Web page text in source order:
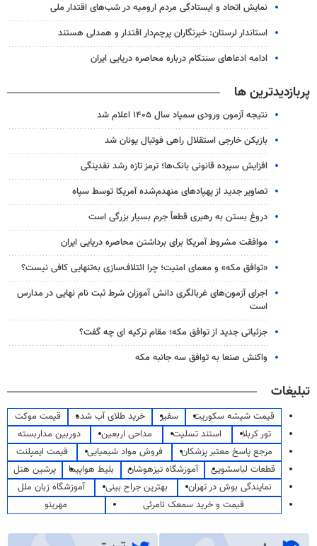
نمایش اتحاد و ایستادگی مردم ارومیه در شب‌های اقتدار ملی
استاندار لرستان: خبرنگاران پرچم‌دار اقتدار و همدلی هستند
ادامه ادعاهای سنتکام درباره محاصره دریایی ایران
پربازدیدترین ها
نتیجه آزمون ورودی سمپاد سال ۱۴۰۵ اعلام شد
بازیکن خارجی استقلال راهی فوتبال یونان شد
افزایش سپرده قانونی بانک‌ها؛ ترمز تازه رشد نقدینگی
تصاویر جدید از پهپادهای منهدم‌شده آمریکا توسط سپاه
دروغ بستن به رهبری قطعاً جرم بسیار بزرگی است
موافقت مشروط آمریکا برای برداشتن محاصره دریایی ایران
«توافق مکه» و معمای امنیت؛ چرا ائتلاف‌سازی به‌تنهایی کافی نیست؟
اجرای آزمون‌های غربالگری دانش آموزان شرط ثبت نام نهایی در مدارس
است
جزئیاتی جدید از توافق مکه؛ مقام ترکیه ای چه گفت؟
واکنش صنعا به توافق سه جانبه مکه
تبلیغات
قیمت شیشه سکوریت سفیر خرید طلای آب شده
قیمت موکت
تور کربلا
استند تسلیت مداحی اربعین
دوربین مداربسته
مرجع پاسخ معتبر پزشکان
فروش مواد شیمیایی
قیمت ایمپلنت
قطعات لباسشویی
آموزشگاه تیزهوشان بلیط هواپیما
پرشین هتل
نمایندگی بوش در تهران
بهترین جراح بینی
آموزشگاه زبان ملل
قیمت و خرید سمعک نامرئی
مهرینو